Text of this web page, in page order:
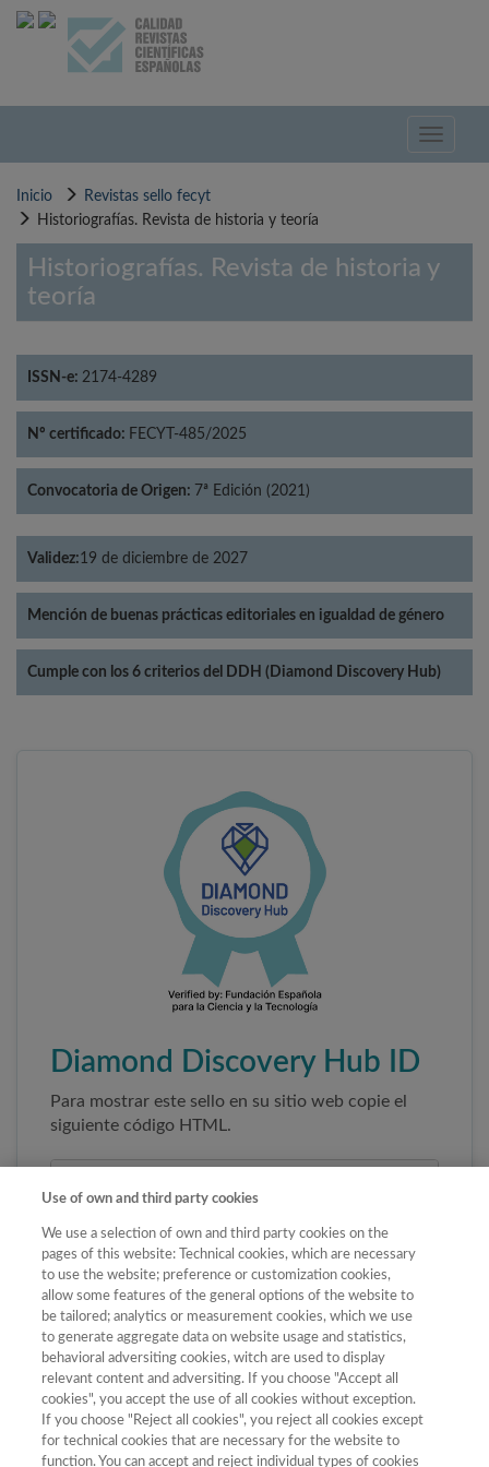
Pasar
Toggle
Inicio
Revistas sello fecyt
Historiografías. Revista de historia y teoría
Historiografías. Revista de historia y
teoría
ISSN-e: 2174-4289
Nº certificado: FECYT-485/2025
Convocatoria de Origen: 7ª Edición (2021)
Validez:19 de diciembre de 2027
Mención de buenas prácticas editoriales en igualdad de género
Cumple con los 6 criterios del DDH (Diamond Discovery Hub)
Diamond Discovery Hub ID
Para mostrar este sello en su sitio web copie el
siguiente código HTML.
Copiar código
Al pegar este código el sello enlazará
automáticamente a la ficha oficial de la revista. No
Use of own and third party cookies
We use a selection of own and third party cookies on the
pages of this website: Technical cookies, which are necessary
to use the website; preference or customization cookies,
allow some features of the general options of the website to
be tailored; analytics or measurement cookies, which we use
to generate aggregate data on website usage and statistics,
behavioral adversiting cookies, witch are used to display
relevant content and adversiting. If you choose "Accept all
cookies", you accept the use of all cookies without exception.
If you choose "Reject all cookies", you reject all cookies except
for technical cookies that are necessary for the website to
function. You can accept and reject individual types of cookies